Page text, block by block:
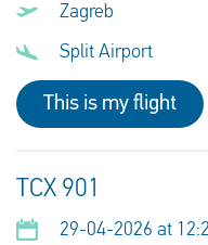
Zagreb
Split Airport
This is my flight
TCX 901
29-04-2026 at